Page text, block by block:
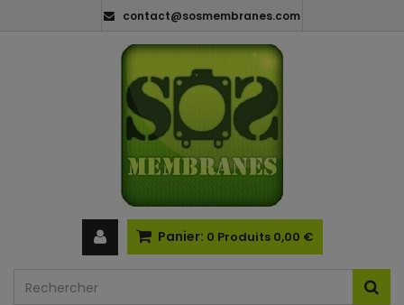
contact@sosmembranes.com
Panier: 0 Produits 0,00 €